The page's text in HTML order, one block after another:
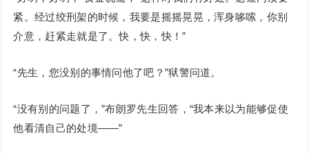
紧。经过绞刑架的时候，我要是摇摇晃晃，浑身哆嗦，你别
介意，赶紧走就是了。快，快，快！”
“先生，您没别的事情问他了吧？”狱警问道。
“没有别的问题了，”布朗罗先生回答，“我本来以为能够促使
他看清自己的处境——”